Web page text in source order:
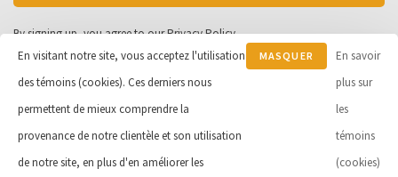
By signing up, you agree to our Privacy Policy.
© Copyright 2026 Cycle et Sports
- Theme byHuysmans.me
En visitant notre site, vous acceptez l'utilisation
des témoins (cookies). Ces derniers nous
permettent de mieux comprendre la
provenance de notre clientèle et son utilisation
de notre site, en plus d'en améliorer les
MASQUER
En savoir
plus sur
les
témoins
(cookies)